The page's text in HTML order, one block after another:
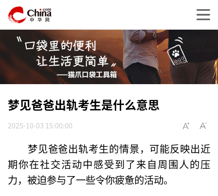
梦见爸爸出轨考生是什么意思
2025-10-03 15:00:00
梦见爸爸出轨考生的情景，可能反映出近
期你在社交活动中感受到了来自周围人的压
力，被迫参与了一些令你疲惫的活动。